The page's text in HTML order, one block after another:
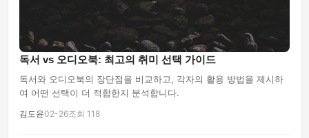
독서 vs 오디오북: 최고의 취미 선택 가이드
독서와 오디오북의 장단점을 비교하고, 각자의 활용 방법을 제시하
여 어떤 선택이 더 적합한지 분석합니다.
김도윤02-26조회 118